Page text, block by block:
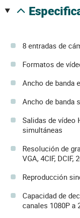
8 entradas de
Formatos de
Ancho de banda
Ancho de banda
Salidas de vídeo
simultáneas
Resolución de
VGA, 4CIF, DCIF,
Reproducción
Capacidad de
canales 1080P a